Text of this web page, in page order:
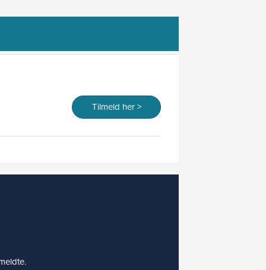
Tilmeld her >